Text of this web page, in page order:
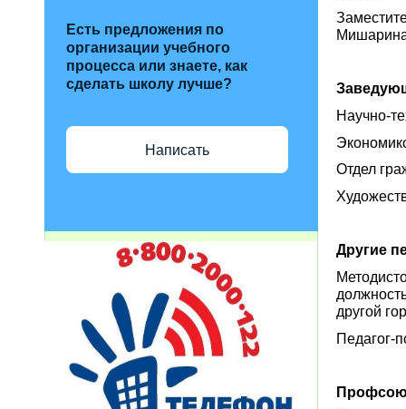
Есть предложения по
организации учебного
процесса или знаете, как
сделать школу лучше?
Написать
Научно-
Отдел
Другие
другой
Педагог-